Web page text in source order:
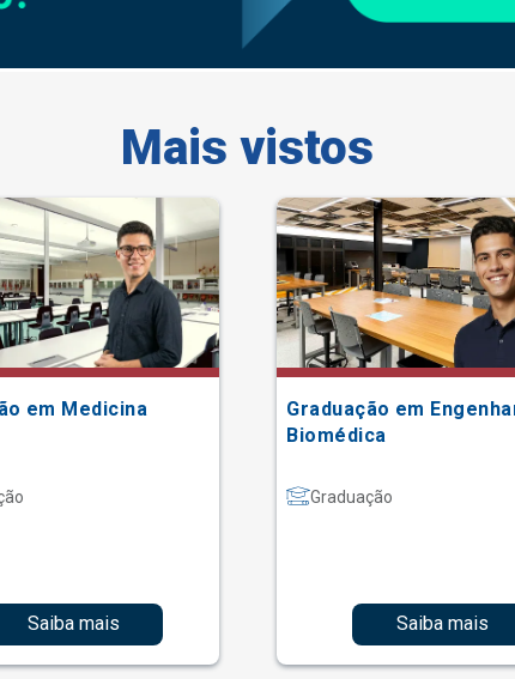
Mais vistos
em Medicina
Saiba mais
Graduação em
Biomédica
Graduação
Saiba mais